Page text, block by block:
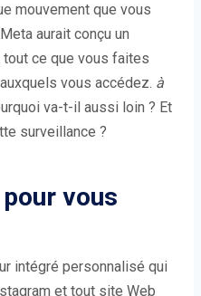
mouvement que vous
aurait conçu un
ce que vous faites
vous accédez. à
va-t-il aussi loin ? Et
surveillance ?
pour vous
intégré personnalisé qui
et tout site Web